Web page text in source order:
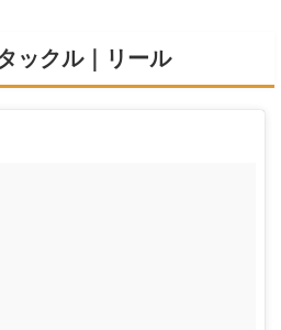
ックル｜リール